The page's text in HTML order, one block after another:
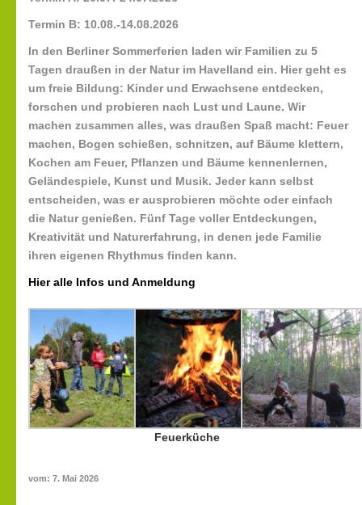
Termin B: 10.08.-14.08.2026
In den Berliner Sommerferien laden wir Familien zu 5
Tagen draußen in der Natur im Havelland ein. Hier geht es
um freie Bildung: Kinder und Erwachsene entdecken,
forschen und probieren nach Lust und Laune. Wir
machen zusammen alles, was draußen Spaß macht: Feuer
machen, Bogen schießen, schnitzen, auf Bäume klettern,
Kochen am Feuer, Pflanzen und Bäume kennenlernen,
Geländespiele, Kunst und Musik. Jeder kann selbst
entscheiden, was er ausprobieren möchte oder einfach
die Natur genießen. Fünf Tage voller Entdeckungen,
Kreativität und Naturerfahrung, in denen jede Familie
ihren eigenen Rhythmus finden kann.
Hier alle Infos und Anmeldung
Feuerküche
vom: 7. Mai 2026